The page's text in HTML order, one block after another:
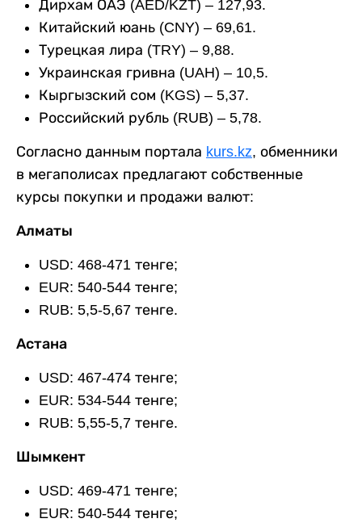
Дирхам ОАЭ (AED/KZT) – 127,93.
Китайский юань (CNY) – 69,61.
Турецкая лира (TRY) – 9,88.
Украинская гривна (UAH) – 10,5.
Кыргызский сом (KGS) – 5,37.
Российский рубль (RUB) – 5,78.
Согласно данным портала kurs.kz, обменники
в мегаполисах предлагают собственные
курсы покупки и продажи валют:
Алматы
USD: 468-471 тенге;
EUR: 540-544 тенге;
RUB: 5,5-5,67 тенге.
Астана
USD: 467-474 тенге;
EUR: 534-544 тенге;
RUB: 5,55-5,7 тенге.
Шымкент
USD: 469-471 тенге;
EUR: 540-544 тенге;